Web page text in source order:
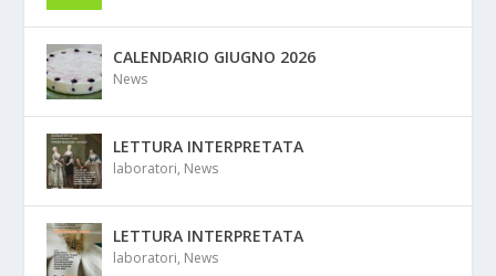
CALENDARIO GIUGNO 2026
News
LETTURA INTERPRETATA
laboratori, News
LETTURA INTERPRETATA
laboratori, News